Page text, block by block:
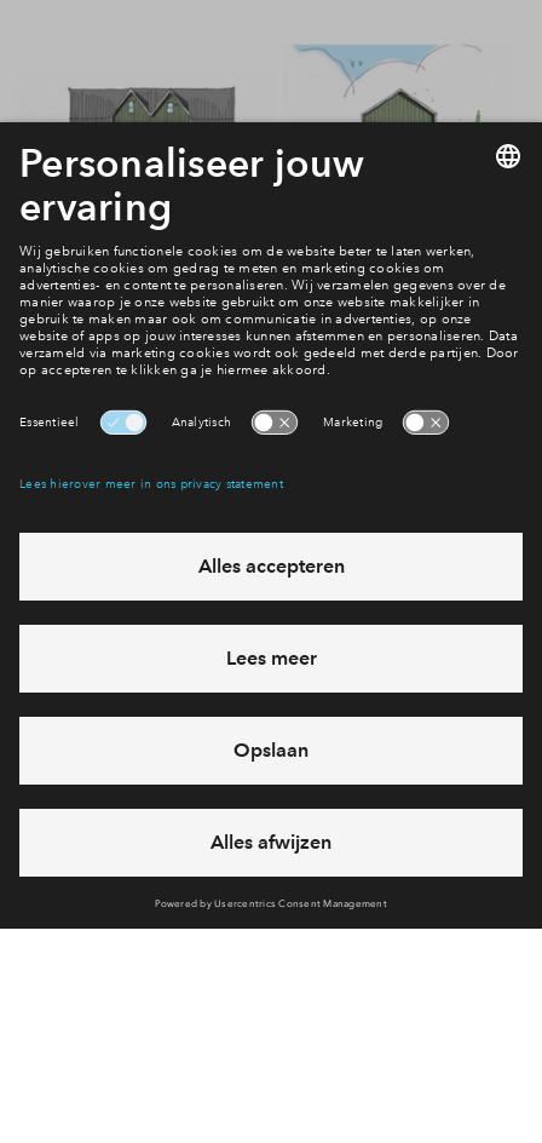
Vragen over De Dorpstuin?
Neem contact met ons op
Interesse? Meld je dan snel aan
Hiermee blijf je op de hoogte van het belangrijkste nieuws en
Ja, ik wil mij aanmelden
Heb je een vraag en wil je direct antwoord? Bel ons op
712 21 38
feestdagen)
vandaag gesloten, maandag zijn we vanaf
09:00 uur weer
bereikbaar